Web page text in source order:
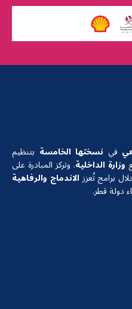
في نسختها الخامسة بتنظيم
وزارة الداخلية. وتركز المبادرة على
برامج تُعززالاندماج والرفاهية
دولة قطر.